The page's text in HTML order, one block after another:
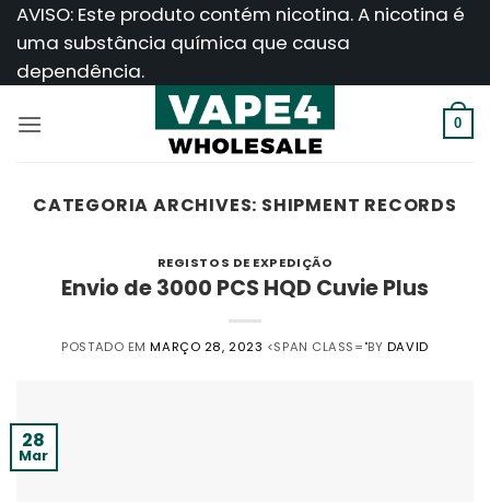
Saltar
para
AVISO: Este produto contém nicotina. A nicotina é
uma substância química que causa
dependência.
0
CATEGORIA ARCHIVES: SHIPMENT RECORDS
REGISTOS DE EXPEDIÇÃO
Envio de 3000 PCS HQD Cuvie Plus
POSTADO EMMARÇO 28, 2023 <SPAN CLASS="BY DAVID
28
Mar